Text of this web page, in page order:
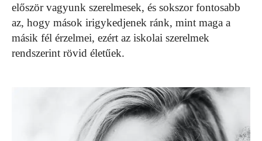
először vagyunk szerelmesek, és sokszor fontosabb
az, hogy mások irigykedjenek ránk, mint maga a
másik fél érzelmei, ezért az iskolai szerelmek
rendszerint rövid életűek.